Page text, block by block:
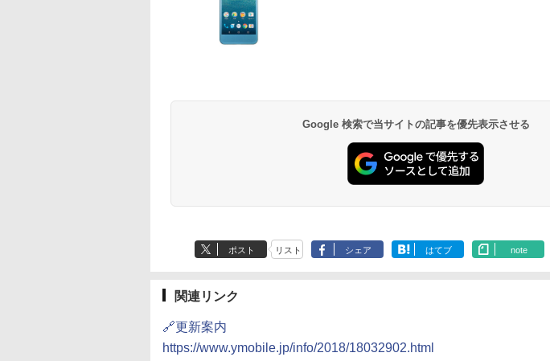
Google 検索で当サイトの記事を優先表示させる
ポスト リスト シェア はてブ note
関連リンク
🔗更新案内
https://www.ymobile.jp/info/2018/18032902.html